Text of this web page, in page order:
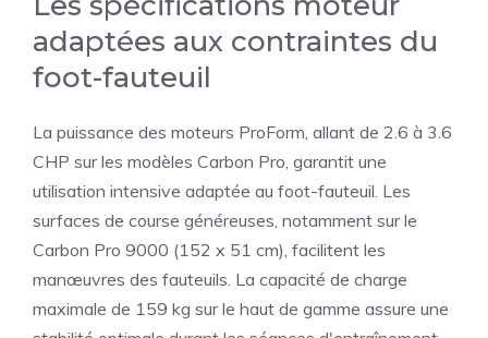
adaptées aux contraintes du
foot-fauteuil
La puissance des moteurs ProForm, allant de 2.6 à 3.6
CHP sur les modèles Carbon Pro, garantit une
utilisation intensive adaptée au foot-fauteuil. Les
surfaces de course généreuses, notamment sur le
Carbon Pro 9000 (152 x 51 cm), facilitent les
manœuvres des fauteuils. La capacité de charge
maximale de 159 kg sur le haut de gamme assure une